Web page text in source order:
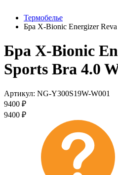
Термобелье
Бра X-Bionic Energizer
Бра X-Bionic
Sports Bra 4.0
Артикул: NG-Y300S19W-W001
9400 ₽
9400 ₽